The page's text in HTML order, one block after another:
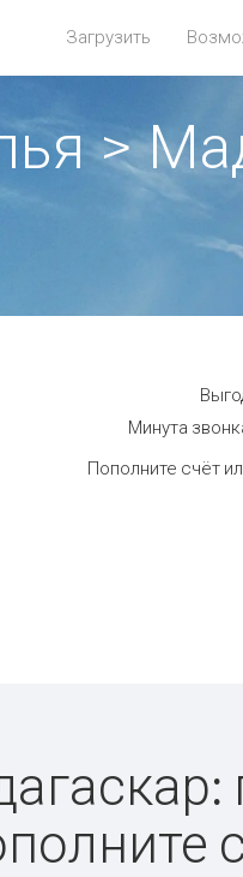
Загрузить
>
Минута
Пополните счёт